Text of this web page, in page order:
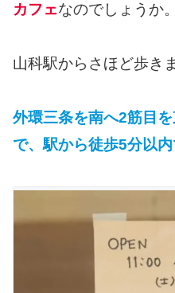
カフェなのでしょうか。
山科駅からさほど歩き
外環三条を南へ2筋目
で、駅から徒歩5分以内